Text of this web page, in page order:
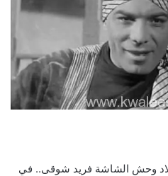
ذكرى ميلاد وحش الشاشة فريد شوقى.. في